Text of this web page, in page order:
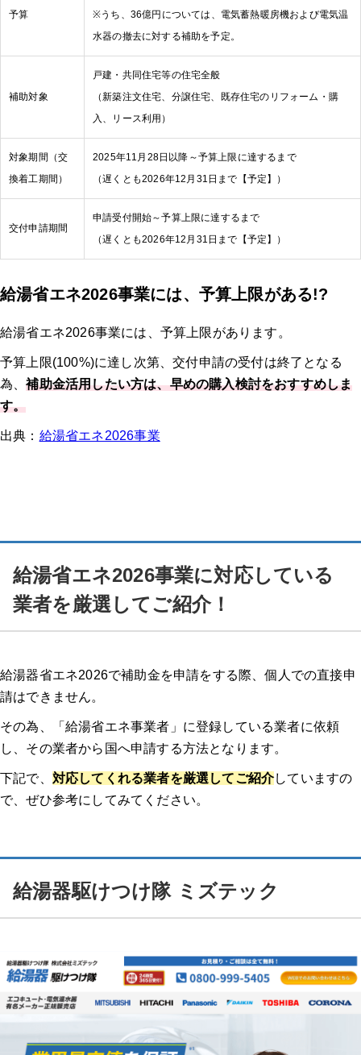
予算
※うち、36億円については、電気蓄熱暖房機および電気温
水器の撤去に対する補助を予定。
補助対象
戸建・共同住宅等の住宅全般
（新築注文住宅、分譲住宅、既存住宅のリフォーム・購
入、リース利用）
対象期間（交
換着工期間）
2025年11月28日以降～予算上限に達するまで
（遅くとも2026年12月31日まで【予定】）
交付申請期間
申請受付開始～予算上限に達するまで
（遅くとも2026年12月31日まで【予定】）
給湯省エネ2026事業には、予算上限がある!?
給湯省エネ2026事業には、予算上限があります。
予算上限(100%)に達し次第、交付申請の受付は終了となる
為、補助金活用したい方は、早めの購入検討をおすすめしま
す。
出典： 給湯省エネ2026事業
給湯省エネ2026事業に対応している
業者を厳選してご紹介！
給湯器省エネ2026で補助金を申請をする際、個人での直接申
請はできません。
その為、「給湯省エネ事業者」に登録している業者に依頼
し、その業者から国へ申請する方法となります。
下記で、 対応してくれる業者を厳選してご紹介していますの
で、ぜひ参考にしてみてください。
給湯器駆けつけ隊 ミズテック